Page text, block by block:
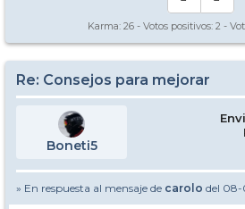
Karma: 26 - Votos positivos: 2 -
Re: Consejos para mejorar
Boneti5
» En respuesta al mensaje de carolo del 08-